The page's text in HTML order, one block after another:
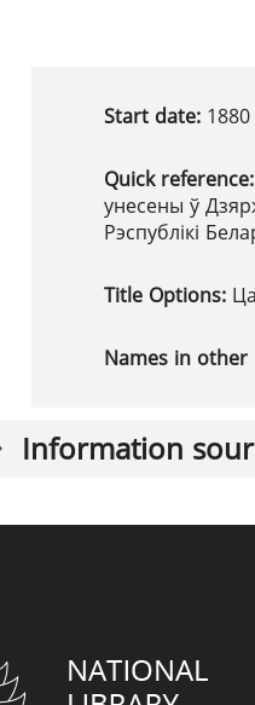
Start date:
Quick reference:
унесены ў
Рэспублікі
Title Options:
Names in other
Information